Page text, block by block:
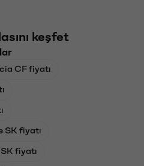
keşfet
CF fiyatı
SK fiyatı
fiyatı